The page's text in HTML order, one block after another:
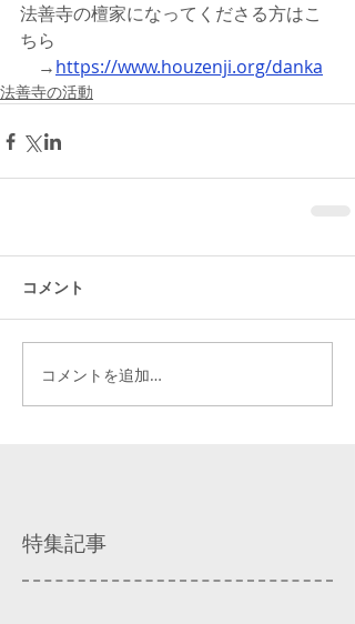
法善寺の檀家になってくださる方はこ
ちら
→https://www.houzenji.org/danka
法善寺の活動
コメント
コメントを追加…
特集記事